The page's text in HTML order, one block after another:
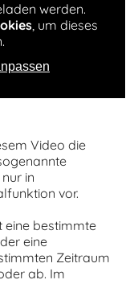
werden.
, um dieses
Video die
in
vor.
eine bestimmte
eine
Zeitraum
ab. Im